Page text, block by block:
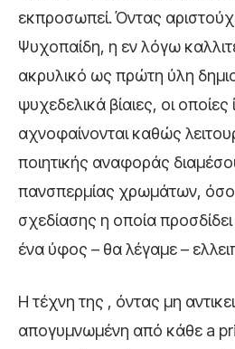
εκπροσωπεί. Όντας
Ψυχοπαίδη, η εν λόγω
ακρυλικό ως πρώτη ύλη
ψυχεδελικά βίαιες, οι οποίες
αχνοφαίνονται καθώς
ποιητικής αναφοράς
πανσπερμίας χρωμάτων, όσο
σχεδίασης η οποία
ένα ύφος – θα λέγαμε –
Η τέχνη της , όντας μη
απογυμνωμένη από κάθε a